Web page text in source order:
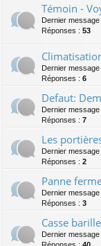
Témoin -
Dernier
Réponses : 53
Dernier
Réponses : 6
Defaut:
Dernier
Réponses : 7
Les
Dernier
Réponses : 2
Panne
Dernier
Réponses : 3
Casse
Dernier